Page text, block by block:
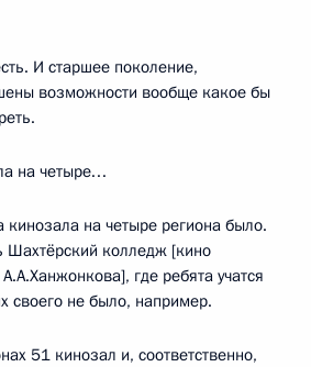
И старшее поколение,
возможности вообще какое бы
на четыре…
кинозала на четыре региона было.
Шахтёрский колледж [кино
где ребята учатся
своего не было, например.
51 кинозал и, соответственно,